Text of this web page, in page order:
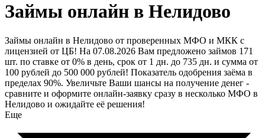
Займы онлайн в Нелидово
Займы онлайн в Нелидово от проверенных МФО и МКК с
лицензией от ЦБ! На 07.08.2026 Вам предложено займов 171
шт. по ставке от 0% в день, срок от 1 дн. до 735 дн. и сумма от
100 рублей до 500 000 рублей! Показатель одобрения заёма в
пределах 90%. Увеличьте Ваши шансы на получение денег -
сравните и оформите онлайн-заявку сразу в несколько МФО в
Нелидово и ожидайте её решения!
Еще